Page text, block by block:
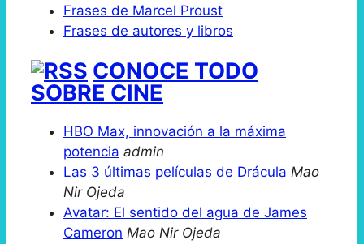
Frases de Marcel Proust
Frases de autores y libros
CONOCE TODO
SOBRE CINE
HBO Max, innovación a la máxima
potencia admin
Las 3 últimas películas de Drácula Mao
Nir Ojeda
Avatar: El sentido del agua de James
Cameron Mao Nir Ojeda